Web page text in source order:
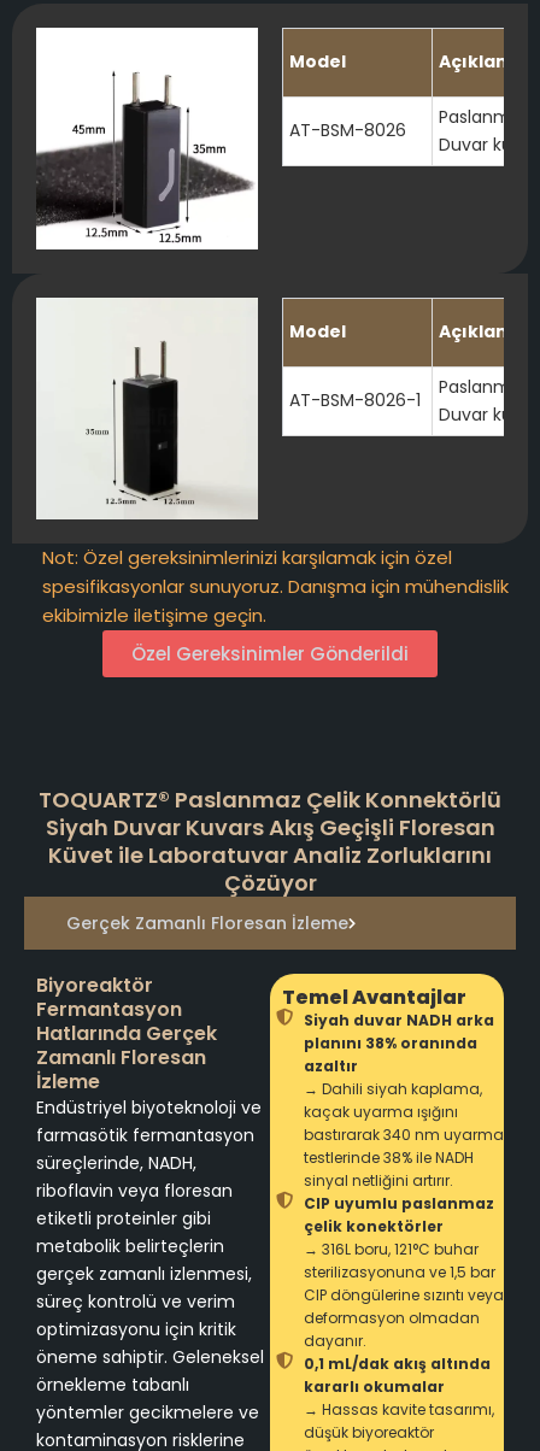
Model Açıklama
AT-BSM-8026
Paslanmaz
Duvar
Model Açıklama
AT-BSM-8026-1
Paslanmaz
Duvar
Not: Özel gereksinimlerinizi karşılamak için özel
spesifikasyonlar sunuyoruz. Danışma için mühendislik
ekibimizle iletişime geçin.
Özel Gereksinimler Gönderildi
TOQUARTZ® Paslanmaz Çelik Konnektörlü
Siyah Duvar Kuvars Akış Geçişli Floresan
Küvet ile Laboratuvar Analiz Zorluklarını
Çözüyor
Gerçek Zamanlı Floresan İzleme
Biyoreaktör
Fermantasyon
Hatlarında Gerçek
Zamanlı Floresan
İzleme
Endüstriyel biyoteknoloji ve
farmasötik fermantasyon
süreçlerinde, NADH,
riboflavin veya floresan
etiketli proteinler gibi
metabolik belirteçlerin
gerçek zamanlı izlenmesi,
süreç kontrolü ve verim
optimizasyonu için kritik
öneme sahiptir. Geleneksel
örnekleme tabanlı
yöntemler gecikmelere ve
kontaminasyon risklerine
Temel Avantajlar
Siyah duvar NADH arka
planını 38% oranında
azaltır
→ Dahili siyah kaplama,
kaçak uyarma ışığını
bastırarak 340 nm uyarma
testlerinde 38% ile NADH
sinyal netliğini artırır.
CIP uyumlu paslanmaz
çelik konektörler
→ 316L boru, 121°C buhar
sterilizasyonuna ve 1,5 bar
CIP döngülerine sızıntı veya
deformasyon olmadan
dayanır.
0,1 mL/dak akış altında
kararlı okumalar
→ Hassas kavite tasarımı,
düşük biyoreaktör